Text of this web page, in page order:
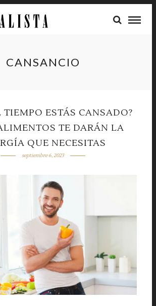
CANSANCIO
TIEMPO ESTÁS CANSADO?
TE DARÁN LA
QUE NECESITAS
septiembre 6, 2023